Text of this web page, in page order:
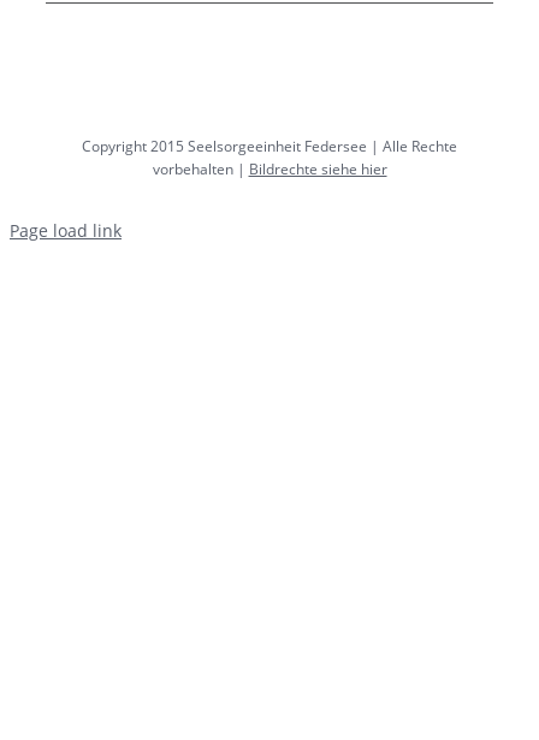
Copyright 2015 Seelsorgeeinheit Federsee | Alle Rechte
vorbehalten | Bildrechte siehe hier
Page load link